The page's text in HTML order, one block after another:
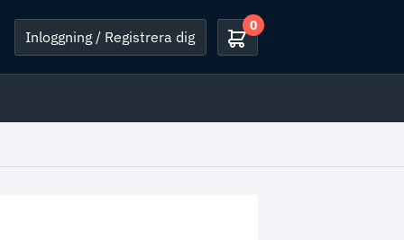
Inloggning / Registrera dig
0